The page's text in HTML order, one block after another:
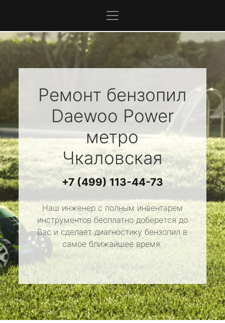
Ремонт бензопил
Daewoo Power
метро
Чкаловская
+7 (499) 113-44-73
Наш инженер с полным инвентарем
инструментов бесплатно доберется до
Вас и сделает диагностику бензопил в
самое ближайшее время.